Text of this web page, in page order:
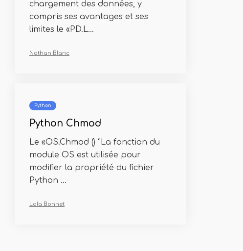
chargement des données, y
compris ses avantages et ses
limites le «PD.L...
Nathan Blanc
Python
Python Chmod
Le «OS.Chmod () ”La fonction du
module OS est utilisée pour
modifier la propriété du fichier
Python ...
Lola Bonnet